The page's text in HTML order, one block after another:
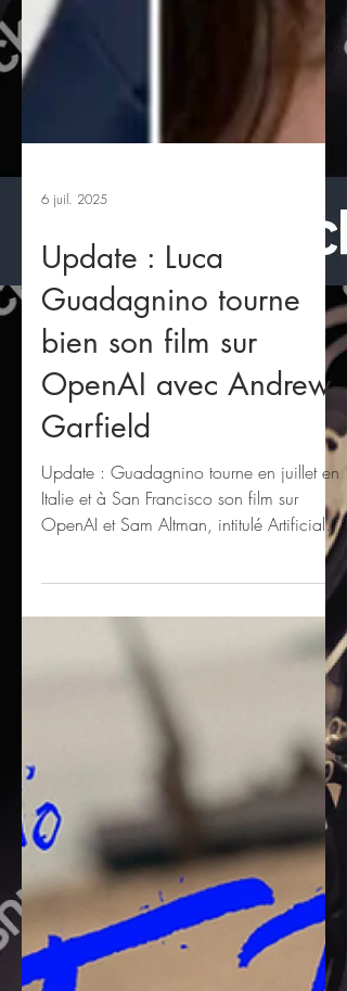
6 juil. 2025
Update : Luca
Guadagnino tourne
bien son film sur
OpenAI avec Andrew
Garfield
Update : Guadagnino tourne en juillet en
OpenAI et Sam Altman, intitulé Artificial.
Le casting réunit Andrew Garfield, Melissa
Barrera et Yura Borisov. Avec le report,
voire l’annulation probable de Sgt. Rock,
Luca Guadagnino ne perd pas de temps.
Le réalisateur est en négociations pour
diriger Artificial, un drame comique sur
l’intelligence artificielle produit par
Amazon MGM Studios. Selon Deadline,
Andrew Garfield, Monica Barbaro et Y